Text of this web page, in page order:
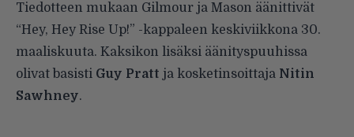
Tiedotteen mukaan Gilmour ja Mason äänittivät
“Hey, Hey Rise Up!” -kappaleen keskiviikkona 30.
maaliskuuta. Kaksikon lisäksi äänityspuuhissa
olivat basisti Guy Pratt ja kosketinsoittaja Nitin
Sawhney.